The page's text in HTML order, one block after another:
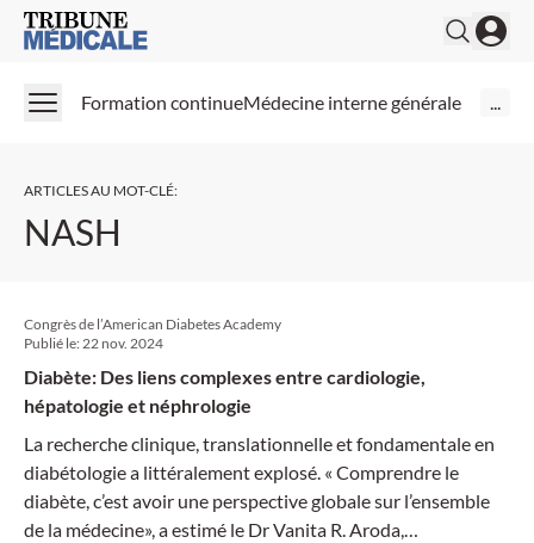
Medical Tribune
Formation continueMédecine interne générale ...
ARTICLES AU MOT-CLÉ:
NASH
Congrès de l’American Diabetes Academy
Publié le:22 nov. 2024
Diabète: Des liens complexes entre cardiologie,
hépatologie et néphrologie
La recherche clinique, translationnelle et fondamentale en
diabétologie a littéralement explosé. « Comprendre le
diabète, c’est avoir une perspective globale sur l’ensemble
de la médecine», a estimé le Dr Vanita R. Aroda,